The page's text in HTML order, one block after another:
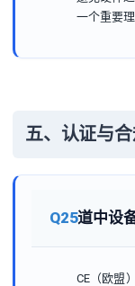
一个重要理
五、认证与合
Q25道中设
CE（欧盟